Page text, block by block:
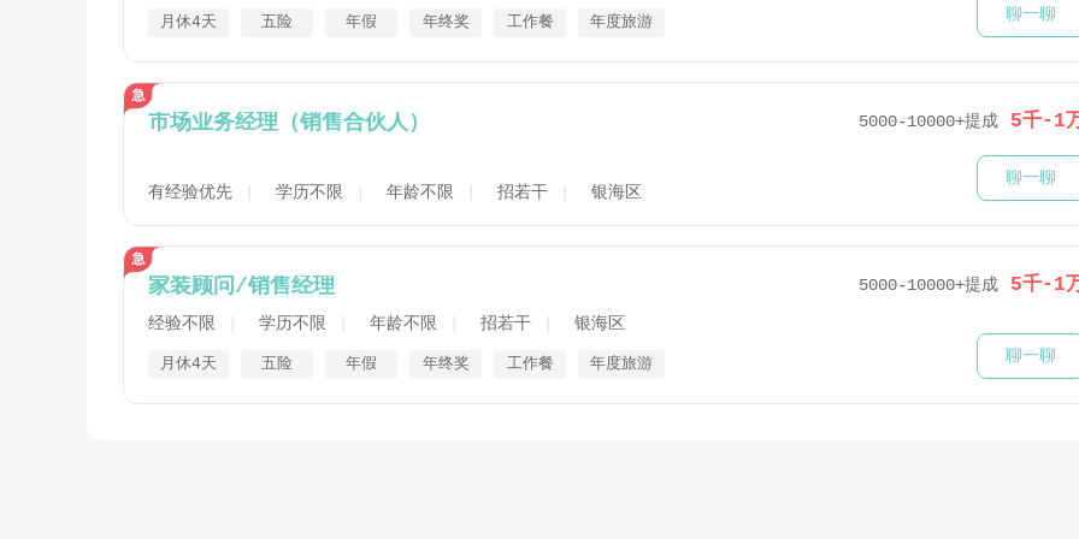
月休4天 五险 年假 年终奖 工作餐 年度旅游 聊一聊
市场业务经理（销售合伙人）
有经验优先 学历不限 年龄不限 招若干 银海区
5000-10000+提成 5千-1
聊一聊
家装顾问/销售经理
经验不限 学历不限 年龄不限 招若干 银海区
月休4天 五险 年假 年终奖 工作餐 年度旅游
5000-10000+提成 5千-1
聊一聊